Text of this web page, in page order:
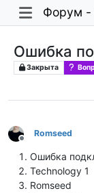
Форум -
Ошибка
Закрыта
Не в сети
Romseed
Ошибка
Technology 1
Romseed